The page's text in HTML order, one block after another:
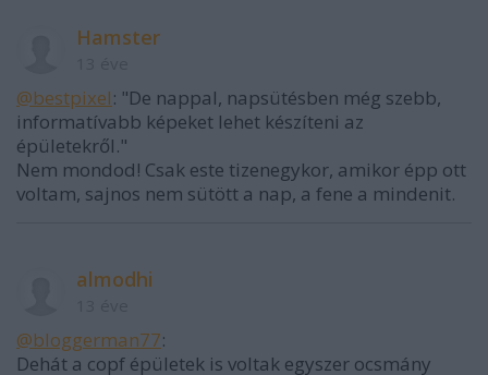
Hamster
@bestpixel: "De nappal, napsütésben még szebb,
informatívabb képeket lehet készíteni az
épületekről."
Nem mondod! Csak este tizenegykor, amikor épp ott
voltam, sajnos nem sütött a nap, a fene a mindenit.
almodhi
@bloggerman77:
Dehát a copf épületek is voltak egyszer ocsmány